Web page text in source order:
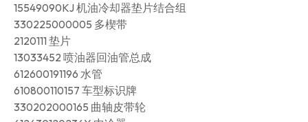
15549090KJ 机油冷却器垫片结合组
330225000005 多楔带
2120111 垫片
13033452 喷油器回油管总成
612600191196 水管
610800110157 车型标识牌
330202000165 曲轴皮带轮